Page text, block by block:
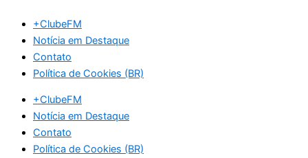
para
conteúdo
+ClubeFM
Notícia em Destaque
Contato
Política de Cookies (BR)
+ClubeFM
Notícia em Destaque
Contato
Política de Cookies (BR)